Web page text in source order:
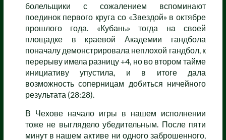
болельщики с сожалением вспоминают
поединок первого круга со «Звездой» в октябре
прошлого года. «Кубань» тогда на своей
площадке в краевой Академии гандбола
поначалу демонстрировала неплохой гандбол, к
перерыву имела разницу +4, но во втором тайме
инициативу упустила, и в итоге дала
возможность соперницам добиться ничейного
результата (28:28).
В Чехове начало игры в нашем исполнении
тоже не выглядело убедительным. После пяти
минут в нашем активе ни одного заброшенного,